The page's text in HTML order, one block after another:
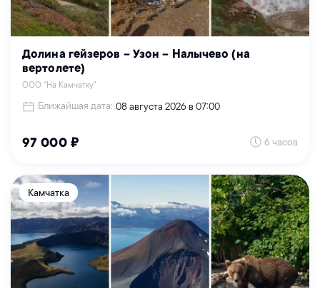
Долина гейзеров – Узон – Налычево (на
вертолете)
ООО "На Камчатку"
Ближайшая дата: 08 августа 2026 в 07:00
97 000 ₽ 6 часов
Камчатка